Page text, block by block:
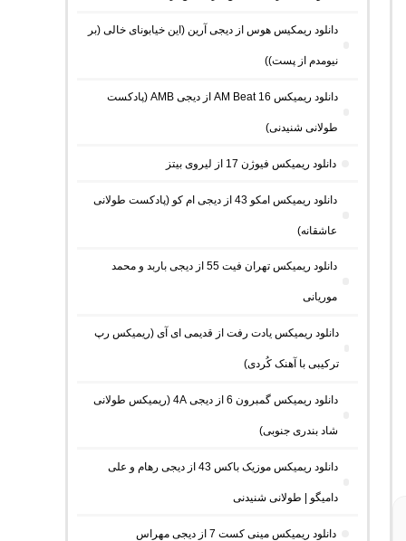
دانلود ریمکیس هوس از دیجی آرین (این خیابونای خالی (بر
نیومدم از پست))
دانلود ریمیکس AM Beat 16 از دیجی AMB (پادکست
طولانی شنیدنی)
دانلود ریمیکس فیوژن 17 از لیروی بیتز
دانلود ریمیکس امکو 43 از دیجی ام کو (پادکست طولانی
عاشقانه)
دانلود ریمیکس تهران فیت 55 از دیجی باربد و محمد
موریانی
دانلود ریمیکس یادت رفت از قدیمی ای آی (ریمیکس رپ
ترکیبی با آهنک کُردی)
دانلود ریمیکس گمبرون 6 از دیجی 4A (ریمیکس طولانی
شاد بندری جنوبی)
دانلود ریمیکس موزیک باکس 43 از دیجی رهام و علی
دامیگو | طولانی شنیدنی
دانلود ریمیکس مینی کست 7 از دیجی مهراس